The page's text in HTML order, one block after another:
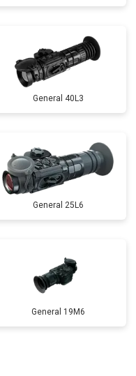
General 40L3
General 25L6
General 19M6